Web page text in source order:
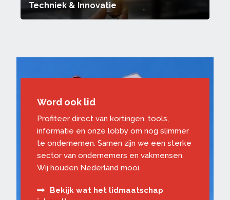
Techniek & Innovatie
Word ook lid
Profiteer direct van kortingen, tools,
informatie en onze lobby om nog slimmer
te ondernemen. Samen zijn we een sterke
sector van ondernemers en vakmensen.
Wij houden Nederland mooi.
Bekijk wat het lidmaatschap